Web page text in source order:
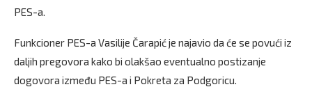
PES-a.
Funkcioner PES-a Vasilije Čarapić je najavio da će se povući iz
daljih pregovora kako bi olakšao eventualno postizanje
dogovora između PES-a i Pokreta za Podgoricu.